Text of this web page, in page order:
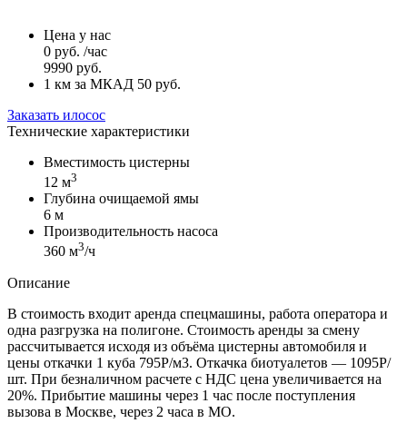
Цена у нас
0 руб. /час
9990 руб.
1 км за МКАД 50 руб.
Заказать илосос
Технические характеристики
Вместимость цистерны
12 м3
Глубина очищаемой ямы
6 м
Производительность насоса
360 м3/ч
Описание
В стоимость входит аренда спецмашины, работа оператора и
одна разгрузка на полигоне. Стоимость аренды за смену
рассчитывается исходя из объёма цистерны автомобиля и
цены откачки 1 куба 795Р/м3. Откачка биотуалетов — 1095Р/
шт. При безналичном расчете с НДС цена увеличивается на
20%. Прибытие машины через 1 час после поступления
вызова в Москве, через 2 часа в МО.